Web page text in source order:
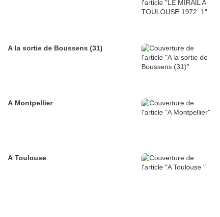
A la sortie de Boussens (31)
A Montpellier
A Toulouse